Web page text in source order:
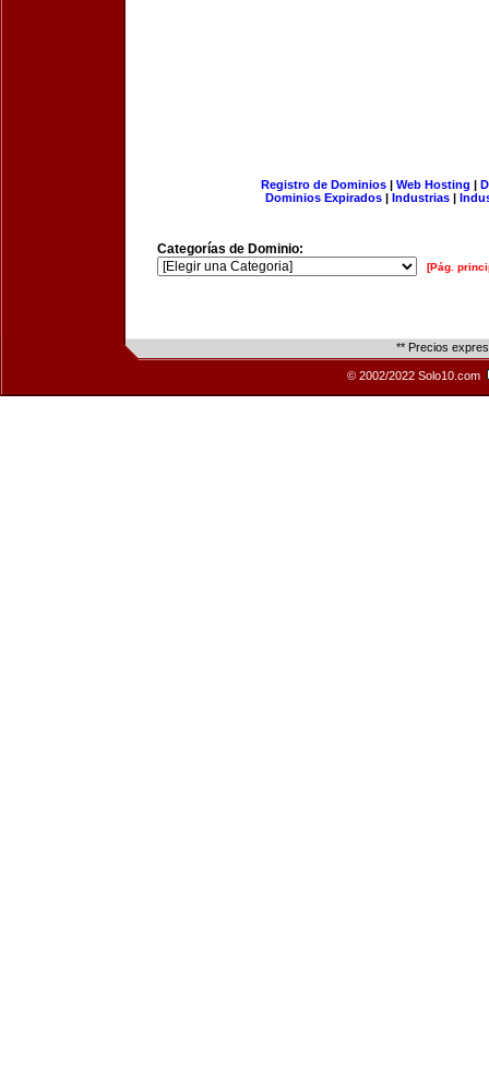
Registro de Dominios| Web Hosting |
Dominios Expirados | Industrias |
Categorías de Dominio:
[Pág.
** Precios
© 2002/2022 Solo10.com